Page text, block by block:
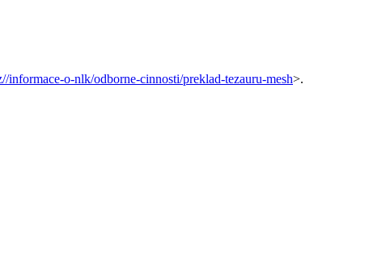
informace-o-nlk/odborne-cinnosti/preklad-tezauru-mesh>.